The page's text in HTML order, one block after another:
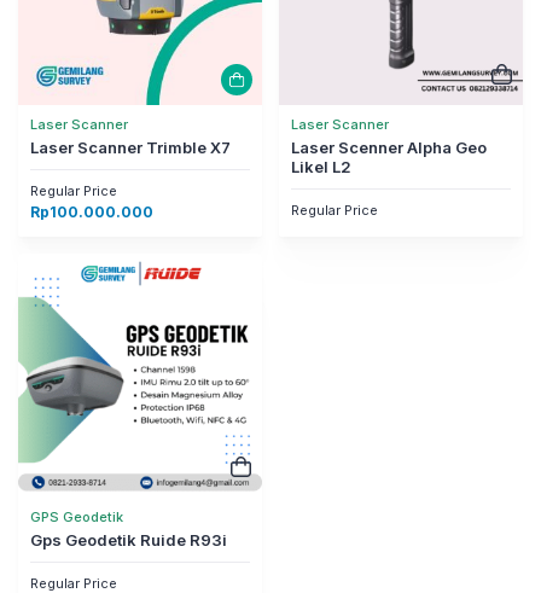
Laser Scanner
Laser Scanner Trimble X7
Regular Price
Rp100.000.000
Laser Scanner
Laser Scenner Alpha Geo
Likel L2
Regular Price
GPS Geodetik
Gps Geodetik Ruide R93i
Regular Price